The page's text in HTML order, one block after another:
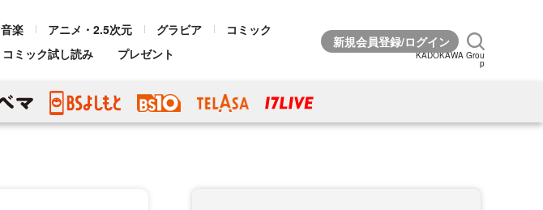
音楽 アニメ・2.5次元 グラビア
コミック
コミック試し読み プレゼント KADOKAWA Grou
p